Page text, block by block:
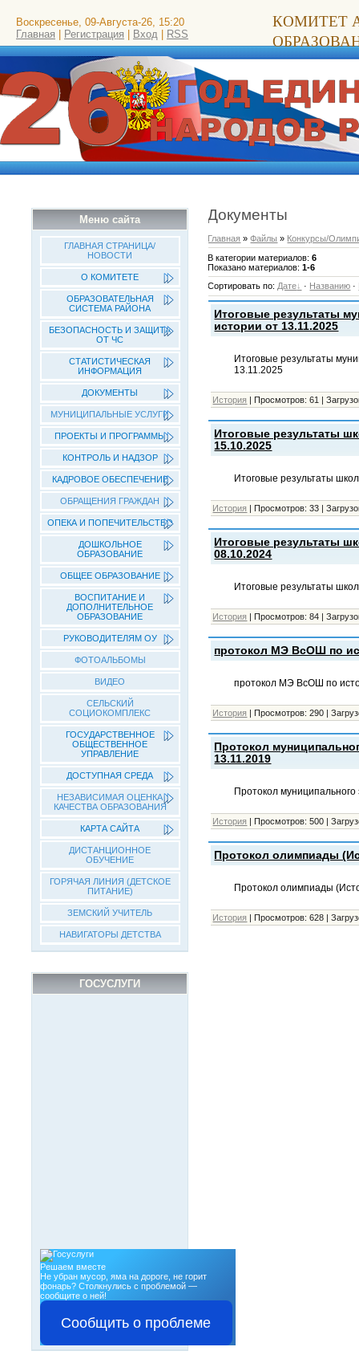
КОМИТЕТ
Воскресенье, 09-Августа-26, 15:20
Главная
Регистрация Вход RSS
Меню сайта
ГЛАВНАЯ СТРАНИЦА/
НОВОСТИ
О КОМИТЕТЕ
ОБРАЗОВАТЕЛЬНАЯ
СИСТЕМА РАЙОНА
БЕЗОПАСНОСТЬ И ЗАЩИТА
ОТ ЧС
СТАТИСТИЧЕСКАЯ
ИНФОРМАЦИЯ
ДОКУМЕНТЫ
МУНИЦИПАЛЬНЫЕ УСЛУГИ
ПРОЕКТЫ И ПРОГРАММЫ
КОНТРОЛЬ И НАДЗОР
КАДРОВОЕ ОБЕСПЕЧЕНИЕ
ОБРАЩЕНИЯ ГРАЖДАН
ОПЕКА И ПОПЕЧИТЕЛЬСТВО
ДОШКОЛЬНОЕ
ОБРАЗОВАНИЕ
ОБЩЕЕ ОБРАЗОВАНИЕ
ВОСПИТАНИЕ И
ДОПОЛНИТЕЛЬНОЕ
ОБРАЗОВАНИЕ
РУКОВОДИТЕЛЯМ ОУ
ФОТОАЛЬБОМЫ
ВИДЕО
СЕЛЬСКИЙ
СОЦИОКОМПЛЕКС
ГОСУДАРСТВЕННОЕ
ОБЩЕСТВЕННОЕ
УПРАВЛЕНИЕ
ДОСТУПНАЯ СРЕДА
НЕЗАВИСИМАЯ ОЦЕНКА
КАЧЕСТВА ОБРАЗОВАНИЯ
КАРТА САЙТА
ДИСТАНЦИОННОЕ
ОБУЧЕНИЕ
ГОРЯЧАЯ ЛИНИЯ (ДЕТСКОЕ
ПИТАНИЕ)
ЗЕМСКИЙ УЧИТЕЛЬ
НАВИГАТОРЫ ДЕТСТВА
ГОСУСЛУГИ
Решаем вместе
Не убран мусор, яма на дороге, не горит
фонарь? Столкнулись с проблемой —
сообщите о ней!
Сообщить о проблеме
Документы
Главная »Файлы » Конкурсы/
В категории материалов:6
Показано материалов:1-6
Сортировать по: Дате · Названию ·
Итоговые результаты
истории от 13.11.2025
Итоговые результаты
13.11.2025
История Просмотров: 61 |
Итоговые результаты
15.10.2025
Итоговые результаты
История Просмотров: 33 |
Итоговые результаты
08.10.2024
Итоговые результаты
История Просмотров: 84 |
протокол МЭ ВсОШ по
протокол МЭ ВсОШ по
История Просмотров: 290 |
Протокол
13.11.2019
Протокол
История Просмотров: 500 |
Протокол олимпиады
Протокол олимпиады
История Просмотров: 628 |